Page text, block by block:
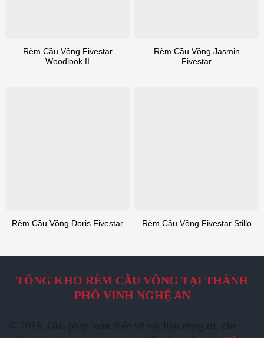
Rèm Cầu Vồng Fivestar
Woodlook II
Rèm Cầu Vồng Jasmin
Fivestar
Rèm Cầu Vồng Doris Fivestar Rèm Cầu Vồng Fivestar Stillo
TỔNG KHO RÈM CẦU VỒNG TẠI THÀNH
PHỐ VINH NGHỆ AN
© 2015. Giải pháp toàn diện về vật liệu trang trí, che